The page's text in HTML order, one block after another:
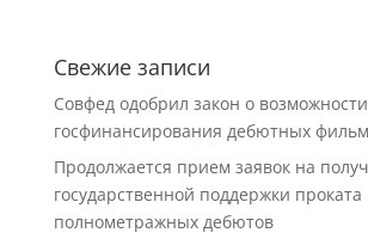
Свежие записи
Совфед одобрил закон о
госфинансирования дебютных
Продолжается прием заявок на
государственной поддержки проката
полнометражных дебютов